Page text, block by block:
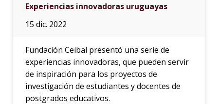
Experiencias innovadoras uruguayas
15 dic. 2022
Fundación Ceibal presentó una serie de
experiencias innovadoras, que pueden servir
de inspiración para los proyectos de
investigación de estudiantes y docentes de
postgrados educativos.